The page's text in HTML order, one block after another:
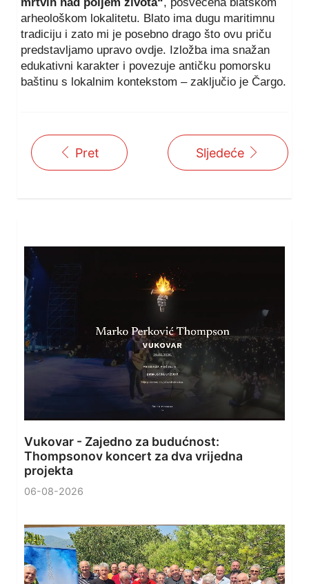
arheološkom lokalitetu. Blato ima dugu maritimnu
tradiciju i zato mi je posebno drago što ovu priču
predstavljamo upravo ovdje. Izložba ima snažan
edukativni karakter i povezuje antičku pomorsku
baštinu s lokalnim kontekstom – zaključio je Čargo.
Pret Sljedeće
Vukovar - Zajedno za budućnost:
Thompsonov koncert za dva vrijedna
projekta
06-08-2026